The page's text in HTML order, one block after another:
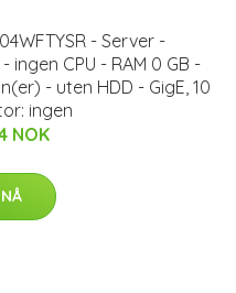
- Server -
CPU - RAM 0 GB -
- uten HDD - GigE, 10
ingen
NOK